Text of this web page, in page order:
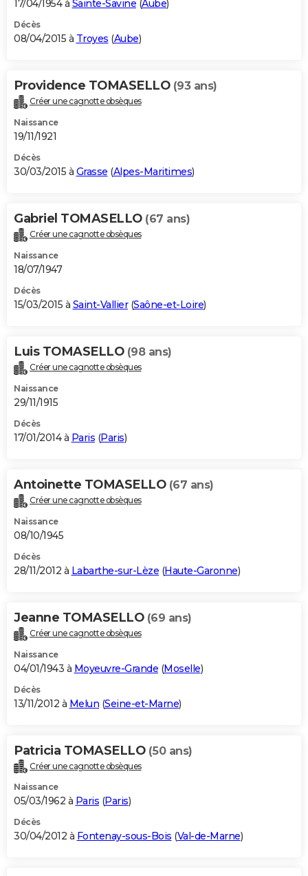
17/04/1954 à Sainte-Savine (Aube)
Décès
08/04/2015 à Troyes (Aube)
Providence TOMASELLO (93 ans)
Créer une cagnotte obsèques
Naissance
19/11/1921
Décès
30/03/2015 à Grasse (Alpes-Maritimes)
Gabriel TOMASELLO (67 ans)
Créer une cagnotte obsèques
Naissance
18/07/1947
Décès
15/03/2015 à Saint-Vallier(Saône-et-Loire)
Luis TOMASELLO (98 ans)
Créer une cagnotte obsèques
Naissance
29/11/1915
Décès
17/01/2014 à Paris (Paris)
Antoinette TOMASELLO (67 ans)
Créer une cagnotte obsèques
Naissance
08/10/1945
Décès
28/11/2012 à Labarthe-sur-Lèze (Haute-Garonne)
Jeanne TOMASELLO (69 ans)
Créer une cagnotte obsèques
Naissance
04/01/1943 à Moyeuvre-Grande (Moselle)
Décès
13/11/2012 à Melun (Seine-et-Marne)
Patricia TOMASELLO (50 ans)
Créer une cagnotte obsèques
Naissance
05/03/1962 à Paris (Paris)
Décès
30/04/2012 à Fontenay-sous-Bois (Val-de-Marne)